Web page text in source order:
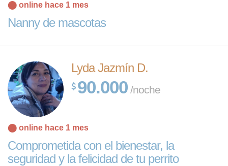
⬤ online hace 1 mes
Nanny de mascotas
Lyda Jazmín D.
90.000 /noche
⬤ online hace 1 mes
Comprometida con el bienestar, la
seguridad y la felicidad de tu perrito